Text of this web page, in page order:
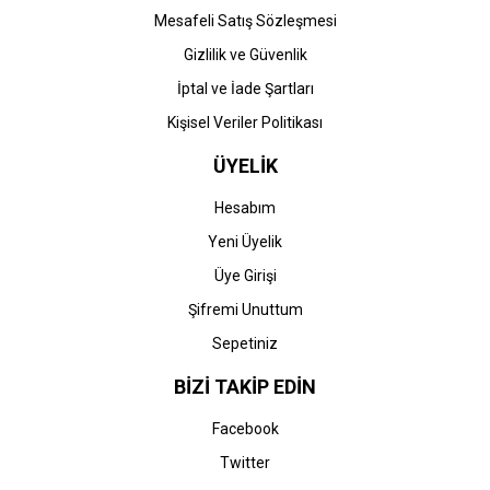
Mesafeli Satış Sözleşmesi
Gizlilik ve Güvenlik
İptal ve İade Şartları
Kişisel Veriler Politikası
ÜYELİK
Hesabım
Yeni Üyelik
Üye Girişi
Şifremi Unuttum
Sepetiniz
BİZİ TAKİP EDİN
Facebook
Twitter